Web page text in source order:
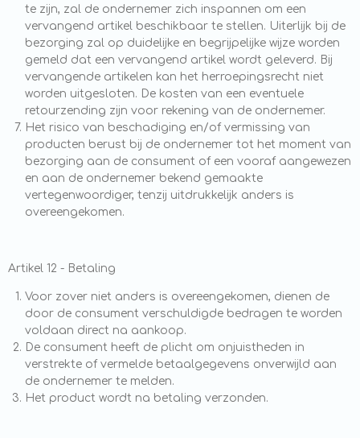
te zijn, zal de ondernemer zich inspannen om een
vervangend artikel beschikbaar te stellen. Uiterlijk bij de
bezorging zal op duidelijke en begrijpelijke wijze worden
gemeld dat een vervangend artikel wordt geleverd. Bij
vervangende artikelen kan het herroepingsrecht niet
worden uitgesloten. De kosten van een eventuele
retourzending zijn voor rekening van de ondernemer.
Het risico van beschadiging en/of vermissing van
producten berust bij de ondernemer tot het moment van
bezorging aan de consument of een vooraf aangewezen
en aan de ondernemer bekend gemaakte
vertegenwoordiger, tenzij uitdrukkelijk anders is
overeengekomen.
Artikel 12 - Betaling
Voor zover niet anders is overeengekomen, dienen de
door de consument verschuldigde bedragen te worden
voldaan direct na aankoop.
De consument heeft de plicht om onjuistheden in
verstrekte of vermelde betaalgegevens onverwijld aan
de ondernemer te melden.
Het product wordt na betaling verzonden.